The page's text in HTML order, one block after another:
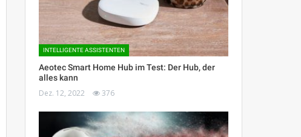
INTELLIGENTE ASSISTENTEN
Aeotec Smart Home Hub im Test: Der Hub, der
alles kann
Dez. 12, 2022 376